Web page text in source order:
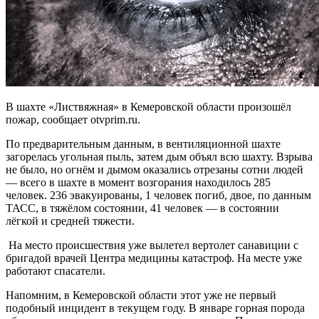
В шахте «Листвяжная» в Кемеровской области произошёл
пожар, сообщает otvprim.ru.
По предварительным данным, в вентиляционной шахте
загорелась угольная пыль, затем дым объял всю шахту. Взрыва
не было, но огнём и дымом оказались отрезаны сотни людей
— всего в шахте в момент возгорания находилось 285
человек. 236 эвакуированы, 1 человек погиб, двое, по данным
ТАСС, в тяжёлом состоянии, 41 человек — в состоянии
лёгкой и средней тяжести.
На место происшествия уже вылетел вертолет санавиции с
бригадой врачей Центра медицины катастроф. На месте уже
работают спасатели.
Напомним, в Кемеровской области этот уже не первый
подобный инцидент в текущем году. В январе горная порода